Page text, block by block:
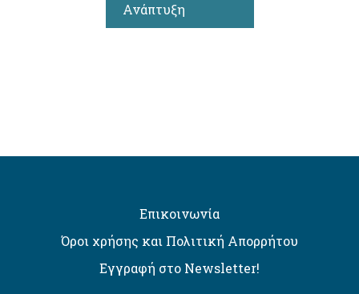
Ανάπτυξη
Επικοινωνία
Όροι χρήσης και Πολιτική Απορρήτου
Εγγραφή στο Newsletter!